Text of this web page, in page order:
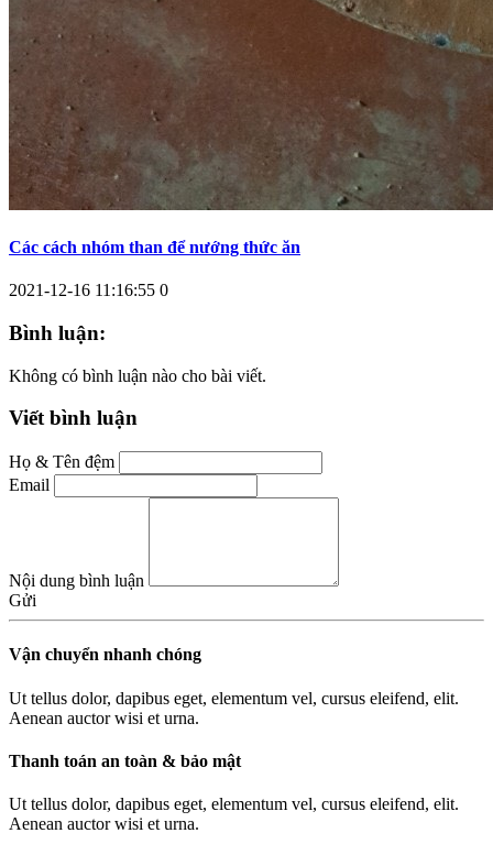
Các cách nhóm than để nướng thức ăn
2021-12-16 11:16:55 0
Bình luận:
Không có bình luận nào cho bài viết.
Viết bình luận
Họ & Tên đệm
Email
Nội dung bình luận
Gửi
Vận chuyển nhanh chóng
Ut tellus dolor, dapibus eget, elementum vel, cursus eleifend, elit.
Aenean auctor wisi et urna.
Thanh toán an toàn & bảo mật
Ut tellus dolor, dapibus eget, elementum vel, cursus eleifend, elit.
Aenean auctor wisi et urna.